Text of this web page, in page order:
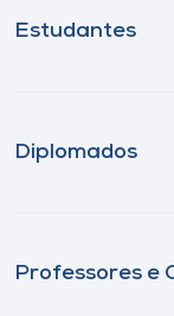
Estudantes
Diplomados
Professores e